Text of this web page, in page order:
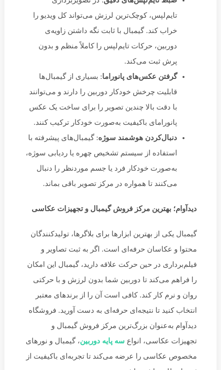
تایم‌لپس، کوچک‌ترین لرزش می‌تواند کل ویدیو را
خراب کند. گیمبال با ثابت نگه داشتن زاویه‌ی
دوربین، حرکات تایم‌لپس را کاملاً منظم و بدون
پرش ثبت می‌کند.
گرفتن عکس‌های پانوراما: بسیاری از گیمبال‌ها
قابلیت چرخش خودکار دوربین را دارند و می‌توانند
با دقت بالا چندین تصویر را برای ساخت یک عکس
پانورامای باکیفیت به‌صورت خودکار ترکیب کنند.
دنبال‌کردن هوشمند سوژه: گیمبال‌های پیشرفته با
استفاده از سیستم تشخیص چهره یا ردیابی سوژه،
به‌صورت خودکار فرد یا جسم موردنظر را دنبال
می‌کنند تا همواره در مرکز تصویر باقی بماند.
دیدآوام؛ بهترین مرکز فروش گیمبال و تجهیزات عکاسی
گیمبال یکی از بهترین ابزارها برای بلاگرها، تولیدکنندگان
محتوا و عکاسان حرفه‌ای است. اگر به ثبت تصاویر و
فیلم‌برداری در حین حرکت علاقه دارید، گیمبال این امکان
را فراهم می‌کند تا دوربین شما بدون لرزش و با حرکتی
روان و نرم کار کند. کافی است آن را از برندهای معتبر
انتخاب کنید تا نتیجه‌ای حرفه‌ای به دست آورید. فروشگاه
دیدآوام به‌عنوان بزرگ‌ترین مرکز فروش گیمبال و
تجهیزات عکاسی، انواع سه پایه دوربین، گیمبال و نورهای
مخصوص عکاسی را عرضه می‌کند تا تجربه‌ای باکیفیت از